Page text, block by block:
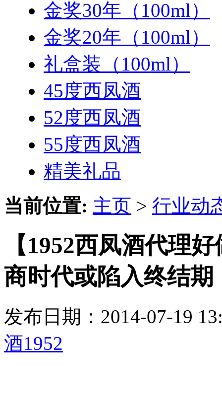
金奖30年（100ml）
金奖20年（100ml）
礼盒装（100ml）
45度西凤酒
52度西凤酒
55度西凤酒
精美礼品
当前位置: 主页 > 行业动
【1952西凤酒代理
商时代或陷入终结期
发布日期：2014-07-19
酒1952